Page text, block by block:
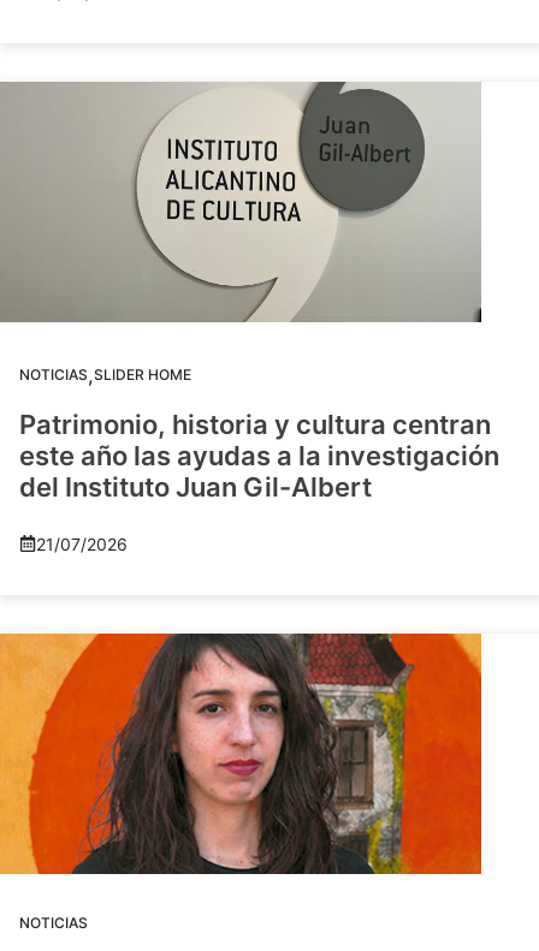
NOTICIAS,SLIDER HOME
Patrimonio, historia y cultura centran
este año las ayudas a la investigación
del Instituto Juan Gil-Albert
21/07/2026
NOTICIAS